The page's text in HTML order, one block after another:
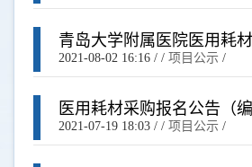
青岛大学附属医院医用耗
果公示（编号:
2021-08-02 16:16 / / 项目公示/
医用耗材采购报名公告（
WSCL202101016）
2021-07-19 18:03 / / 项目公示/